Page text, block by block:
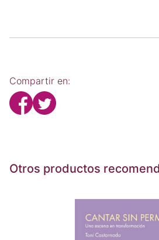
Compartir en:
Otros productos